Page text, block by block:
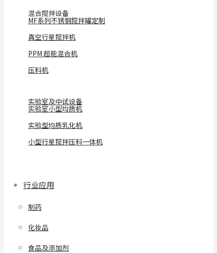
混合搅拌设备
MF系列不锈钢搅拌罐定制
真空行星搅拌机
PPM 超能混合机
压料机
实验室及中试设备
实验室小型均质机
实验型均质乳化机
小型行星搅拌压料一体机
行业应用
制药
化妆品
食品及添加剂